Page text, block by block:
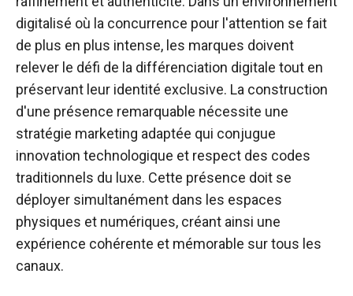
digitalisé où la concurrence pour l'attention se fait
de plus en plus intense, les marques doivent
relever le défi de la différenciation digitale tout en
préservant leur identité exclusive. La construction
d'une présence remarquable nécessite une
stratégie marketing adaptée qui conjugue
innovation technologique et respect des codes
traditionnels du luxe. Cette présence doit se
déployer simultanément dans les espaces
physiques et numériques, créant ainsi une
expérience cohérente et mémorable sur tous les
canaux.